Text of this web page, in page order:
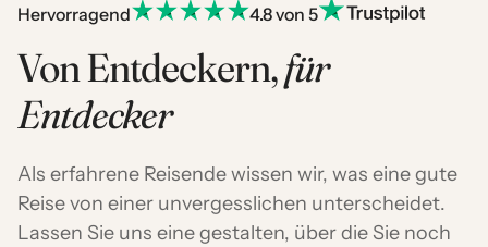
Hervorragend 4.8 von 5
Von Entdeckern,für
Entdecker
Als erfahrene Reisende wissen wir, was eine gute
Reise von einer unvergesslichen unterscheidet.
Lassen Sie uns eine gestalten, über die Sie noch